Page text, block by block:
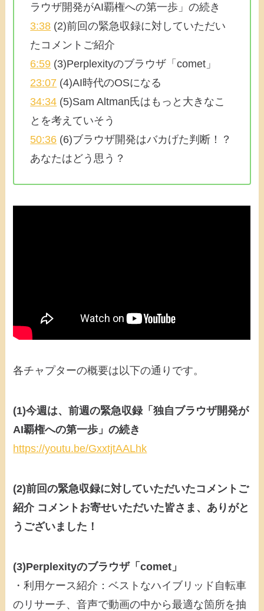
ラウザ開発がAI覇権への第一歩」の続き
3:38 (2)前回の緊急収録に対していただい
たコメントご紹介
6:59 (3)Perplexityのブラウザ「comet」
23:07 (4)AI時代のOSになる
34:34 (5)Sam Altman氏はもっと大きなこ
とを考えていそう
50:36 (6)ブラウザ開発はバカげた判断！？
あなたはどう思う？
各チャプターの概要は以下の通りです。
(1)今週は、前週の緊急収録「独自ブラウザ開発が
AI覇権への第一歩」の続き
https://youtu.be/GxxtjtAALhk
(2)前回の緊急収録に対していただいたコメントご
紹介 コメントお寄せいただいた皆さま、ありがと
うございました！
(3)Perplexityのブラウザ「comet」
・利用ケース紹介：ベストなハイブリッド自転車
のリサーチ、音声で動画の中から最適な箇所を抽